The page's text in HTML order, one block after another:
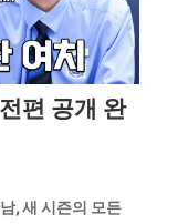
편 공개 완
, 새 시즌의 모든